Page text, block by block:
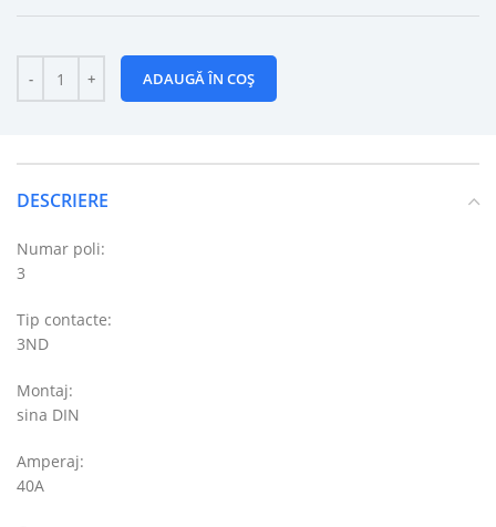
ADAUGĂ ÎN COȘ
DESCRIERE
Numar poli:
3
Tip contacte:
3ND
Montaj:
sina DIN
Amperaj:
40A